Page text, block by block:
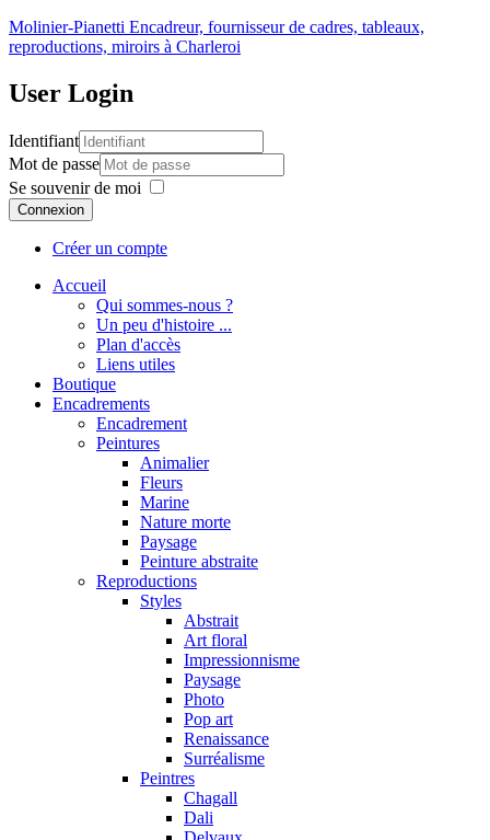
Molinier-Pianetti Encadreur, fournisseur de cadres, tableaux,
reproductions, miroirs à Charleroi
User Login
Identifiant
Mot de passe
Se souvenir de moi
Connexion
Créer un compte
Accueil
Qui sommes-nous ?
Un peu d'histoire ...
Plan d'accès
Liens utiles
Boutique
Encadrements
Encadrement
Peintures
Animalier
Fleurs
Marine
Nature morte
Paysage
Peinture abstraite
Reproductions
Styles
Abstrait
Art floral
Impressionnisme
Paysage
Photo
Pop art
Renaissance
Surréalisme
Peintres
Chagall
Dali